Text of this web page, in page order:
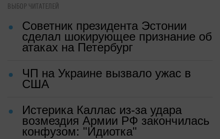
ВЫБОР ЧИТАТЕЛЕЙ
Советник президента Эстонии
сделал шокирующее признание об
атаках на Петербург
ЧП на Украине вызвало ужас в
США
Истерика Каллас из-за удара
возмездия Армии РФ закончилась
конфузом: "Идиотка"